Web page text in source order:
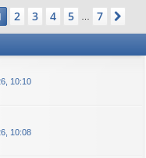
1sur
2 3 4 5 7
10:10
10:08